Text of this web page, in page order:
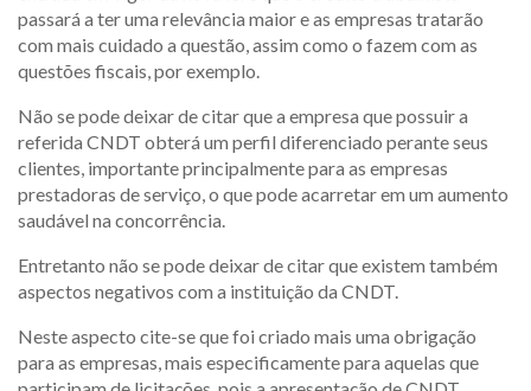
passará a ter uma relevância maior e as empresas tratarão
com mais cuidado a questão, assim como o fazem com as
questões fiscais, por exemplo.
Não se pode deixar de citar que a empresa que possuir a
referida CNDT obterá um perfil diferenciado perante seus
clientes, importante principalmente para as empresas
prestadoras de serviço, o que pode acarretar em um aumento
saudável na concorrência.
Entretanto não se pode deixar de citar que existem também
aspectos negativos com a instituição da CNDT.
Neste aspecto cite-se que foi criado mais uma obrigação
para as empresas, mais especificamente para aquelas que